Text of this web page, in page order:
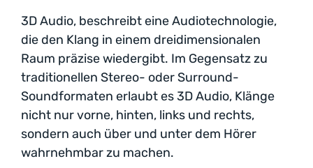
3D Audio, beschreibt eine Audiotechnologie,
die den Klang in einem dreidimensionalen
Raum präzise wiedergibt. Im Gegensatz zu
traditionellen Stereo- oder Surround-
Soundformaten erlaubt es 3D Audio, Klänge
nicht nur vorne, hinten, links und rechts,
sondern auch über und unter dem Hörer
wahrnehmbar zu machen.